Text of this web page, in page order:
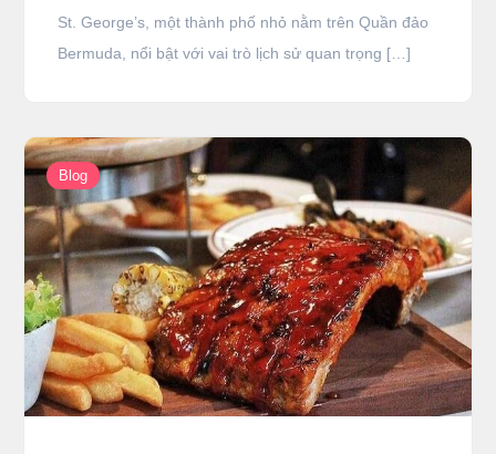
St. George’s, một thành phố nhỏ nằm trên Quần đảo
Bermuda, nổi bật với vai trò lịch sử quan trọng […]
Blog